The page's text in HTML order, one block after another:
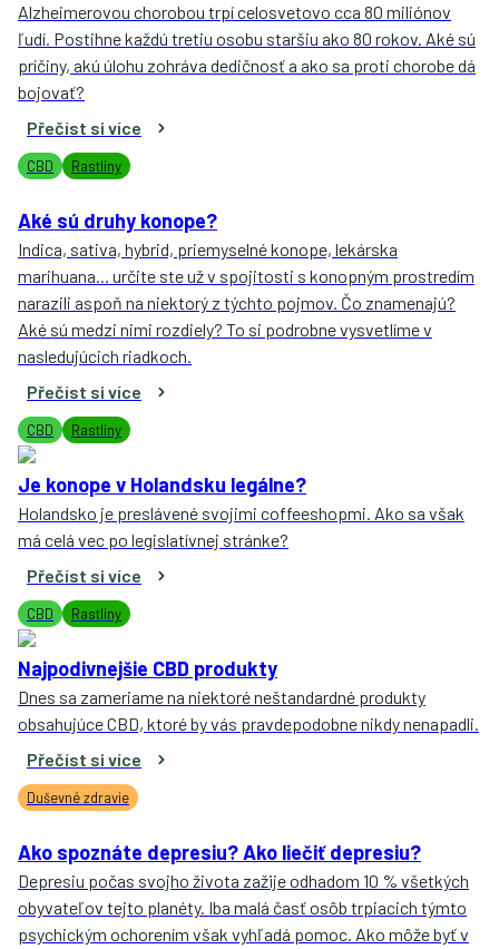
Alzheimerovou chorobou trpí celosvetovo cca 80 miliónov
ľudí. Postihne každú tretiu osobu staršiu ako 80 rokov. Aké sú
príčiny, akú úlohu zohráva dedičnosť a ako sa proti chorobe dá
bojovať?
Přečíst si více
CBD Rastliny
Aké sú druhy konope?
Indica, sativa, hybrid, priemyselné konope, lekárska
marihuana... určite ste už v spojitosti s konopným prostredím
narazili aspoň na niektorý z týchto pojmov. Čo znamenajú?
Aké sú medzi nimi rozdiely? To si podrobne vysvetlíme v
nasledujúcich riadkoch.
Přečíst si více
CBD Rastliny
Je konope v Holandsku legálne?
Holandsko je preslávené svojimi coffeeshopmi. Ako sa však
má celá vec po legislatívnej stránke?
Přečíst si více
CBD Rastliny
Najpodivnejšie CBD produkty
Dnes sa zameriame na niektoré neštandardné produkty
obsahujúce CBD, ktoré by vás pravdepodobne nikdy nenapadli.
Přečíst si více
Duševné zdravie
Ako spoznáte depresiu? Ako liečiť depresiu?
Depresiu počas svojho života zažije odhadom 10 % všetkých
obyvateľov tejto planéty. Iba malá časť osôb trpiacich týmto
psychickým ochorením však vyhľadá pomoc. Ako môže byť v